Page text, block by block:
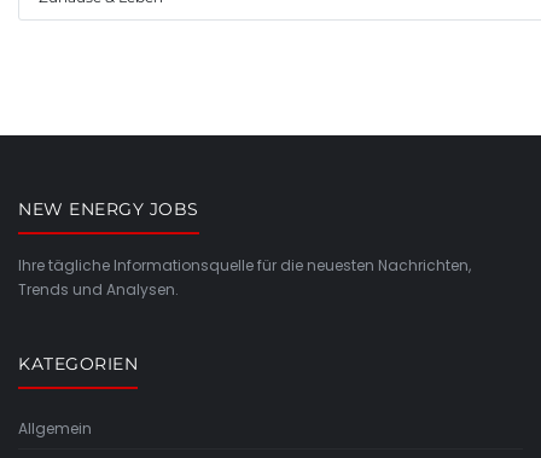
NEW ENERGY JOBS
Ihre tägliche Informationsquelle für die neuesten Nachrichten,
Trends und Analysen.
KATEGORIEN
Allgemein